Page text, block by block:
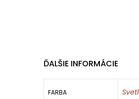
ĎALŠIE INFORMÁCIE
FARBA